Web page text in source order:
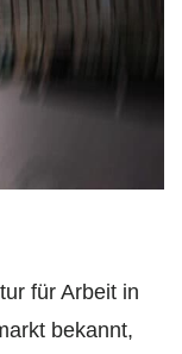
für Arbeit in
bekannt,